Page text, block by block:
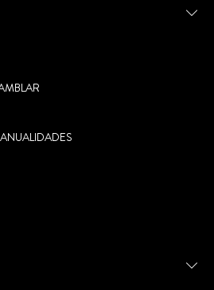
MÁS CLAVOS PARA
TODOA HACERLO
DE JUNTAS
SELLA FÁCIL
RE-NEW
ESPUMA DE PU
NUEVA FÓRMULA MÁS